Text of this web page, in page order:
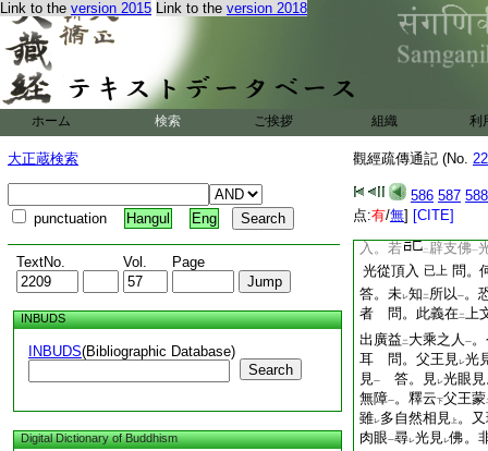
Link to the version 2015 Link to the version 2018
ホーム 検索 ご挨拶 組織 利
大正蔵検索
punctuation Hangul Eng
TextNo. Vol. Page
INBUDS
INBUDS(Bibliographic Database)
Search
Digital Dictionary of Buddhism
觀經疏傳通記 (No.
586 587 588
点:有/無] [CITE]
若干光明 一。照 十
十方菩薩乃至住
。照 十方得
空 一 。成
。
地獄 光從 足下
入。若 二餓鬼一
光
入。若
天道
入。若
二 辟支佛一
光從頂入 已上 問。
答。未レ知 二 所以一。
者 問。此義在二上
出廣益 二 大乘之人 一
耳 問。父王見レ光
見一 答。見レ光眼
無障一。釋云下父王蒙
雖レ多自然相見 上 。
肉眼一尋レ光見レ佛。